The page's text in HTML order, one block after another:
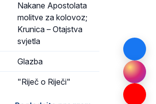
Nakane Apostolata
molitve za kolovoz;
Krunica – Otajstva
svjetla
Glazba
"Riječ o Riječi"